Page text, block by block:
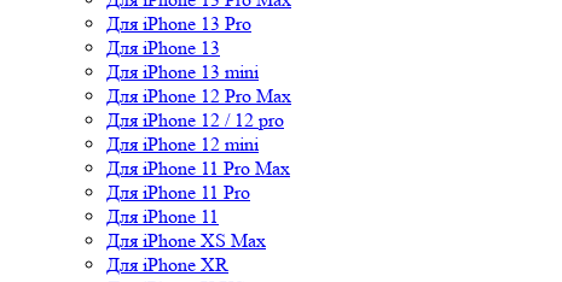
Для iPhone 13 Pro
Для iPhone 13
Для iPhone 13 mini
Для iPhone 12 Pro Max
Для iPhone 12 / 12 pro
Для iPhone 12 mini
Для iPhone 11 Pro Max
Для iPhone 11 Pro
Для iPhone 11
Для iPhone XS Max
Для iPhone XR